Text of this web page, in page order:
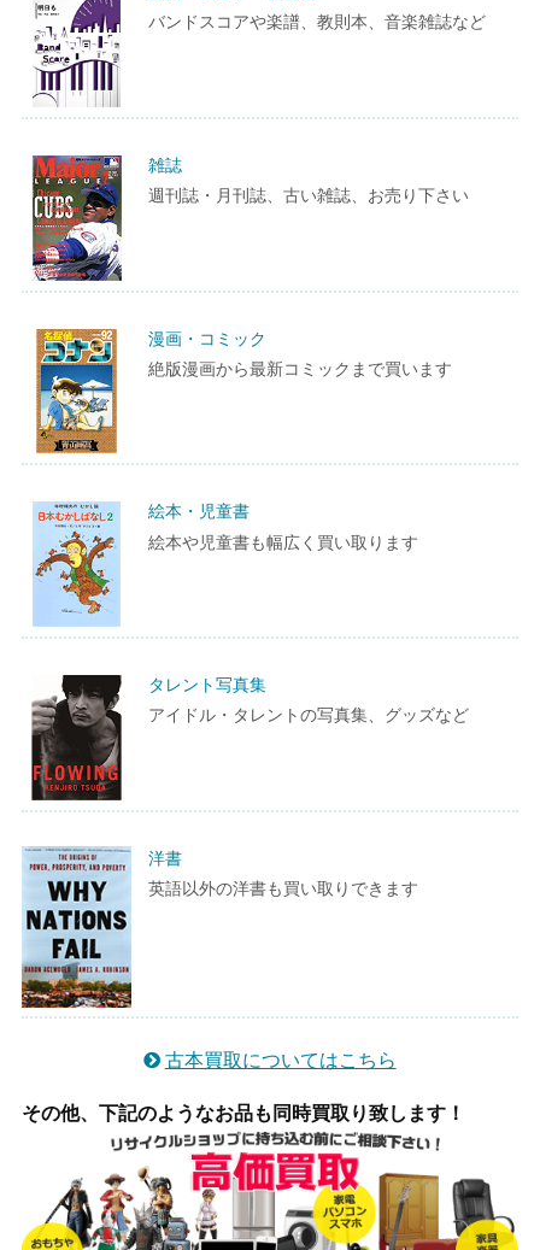
バンドスコアや楽譜、教則本、音楽雑誌など
雑誌
週刊誌・月刊誌、古い雑誌、お売り下さい
漫画・コミック
絶版漫画から最新コミックまで買います
絵本・児童書
絵本や児童書も幅広く買い取ります
タレント写真集
アイドル・タレントの写真集、グッズなど
洋書
英語以外の洋書も買い取りできます
古本買取についてはこちら
その他、下記のようなお品も同時買取り致します！